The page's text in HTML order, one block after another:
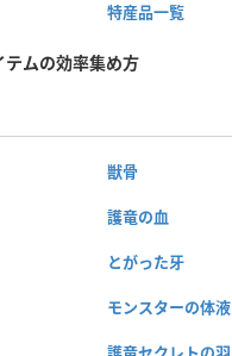
特産品一覧
ムの効率集め方
獣骨
護竜の血
とがった牙
モンスターの体液